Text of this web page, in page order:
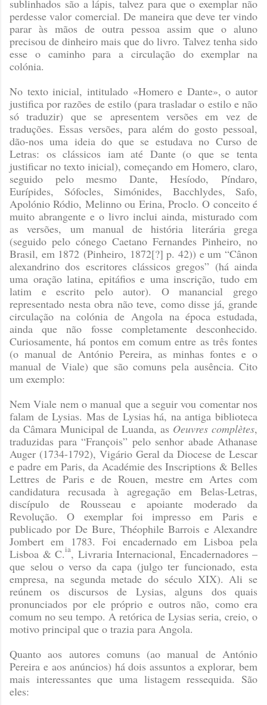
sublinhados são a lápis, talvez para que o exemplar não
perdesse valor comercial. De maneira que deve ter vindo
parar às mãos de outra pessoa assim que o aluno
precisou de dinheiro mais que do livro. Talvez tenha sido
esse o caminho para a circulação do exemplar na
colónia.
No texto inicial, intitulado «Homero e Dante», o autor
justifica por razões de estilo (para trasladar o estilo e não
só traduzir) que se apresentem versões em vez de
traduções. Essas versões, para além do gosto pessoal,
dão-nos uma ideia do que se estudava no Curso de
Letras: os clássicos iam até Dante (o que se tenta
justificar no texto inicial), começando em Homero, claro,
seguido pelo mesmo Dante, Hesíodo, Píndaro,
Eurípides, Sófocles, Simónides, Bacchlydes, Safo,
Apolónio Ródio, Melinno ou Erina, Proclo. O conceito é
muito abrangente e o livro inclui ainda, misturado com
as versões, um manual de história literária grega
(seguido pelo cónego Caetano Fernandes Pinheiro, no
Brasil, em 1872 (Pinheiro, 1872[?] p. 42)) e um “Cânon
alexandrino dos escritores clássicos gregos” (há ainda
uma oração latina, epitáfios e uma inscrição, tudo em
latim e escrito pelo autor). O manancial grego
representado nesta obra não teve, como disse já, grande
circulação na colónia de Angola na época estudada,
ainda que não fosse completamente desconhecido.
Curiosamente, há pontos em comum entre as três fontes
(o manual de António Pereira, as minhas fontes e o
manual de Viale) que são comuns pela ausência. Cito
um exemplo:
Nem Viale nem o manual que a seguir vou comentar nos
falam de Lysias. Mas de Lysias há, na antiga biblioteca
da Câmara Municipal de Luanda, as Oeuvres complètes,
traduzidas para “François” pelo senhor abade Athanase
Auger (1734-1792), Vigário Geral da Diocese de Lescar
e padre em Paris, da Académie des Inscriptions & Belles
Lettres de Paris e de Rouen, mestre em Artes com
candidatura recusada à agregação em Belas-Letras,
discípulo de Rousseau e apoiante moderado da
Revolução. O exemplar foi impresso em Paris e
publicado por De Bure, Théophile Barrois e Alexandre
Jombert em 1783. Foi encadernado em Lisboa pela
Lisboa & C.ia, Livraria Internacional, Encadernadores –
que selou o verso da capa (julgo ter funcionado, esta
empresa, na segunda metade do século XIX). Ali se
reúnem os discursos de Lysias, alguns dos quais
pronunciados por ele próprio e outros não, como era
comum no seu tempo. A retórica de Lysias seria, creio, o
motivo principal que o trazia para Angola.
Quanto aos autores comuns (ao manual de António
Pereira e aos anúncios) há dois assuntos a explorar, bem
mais interessantes que uma listagem ressequida. São
eles: